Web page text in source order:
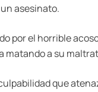
asesinato.
por el horrible
matando a su
que